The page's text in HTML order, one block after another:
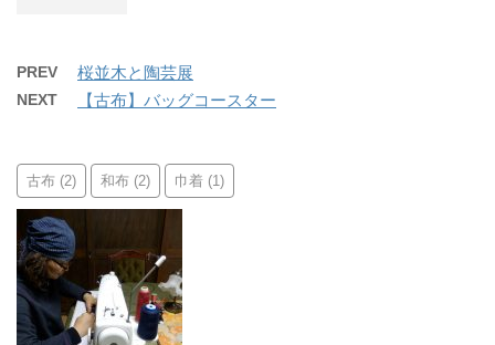
PREV 桜並木と陶芸展
NEXT 【古布】バッグコースター
古布 (2) 和布 (2) 巾着 (1)